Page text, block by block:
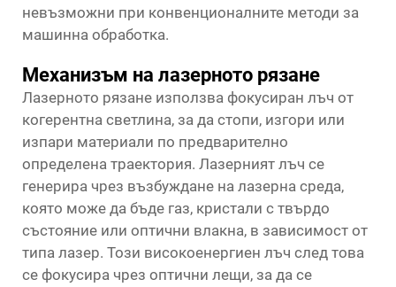
невъзможни при конвенционалните методи за
машинна обработка.
Механизъм на лазерното рязане
Лазерното рязане използва фокусиран лъч от
когерентна светлина, за да стопи, изгори или
изпари материали по предварително
определена траектория. Лазерният лъч се
генерира чрез възбуждане на лазерна среда,
която може да бъде газ, кристали с твърдо
състояние или оптични влакна, в зависимост от
типа лазер. Този високоенергиен лъч след това
се фокусира чрез оптични лещи, за да се